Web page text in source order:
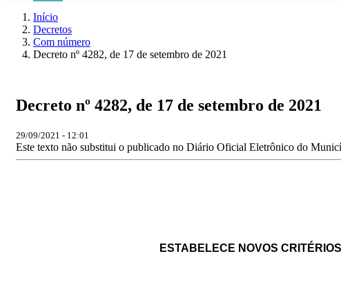
Início
Decretos
Com número
Decreto nº 4282, de 17 de setembro de 2021
Decreto nº 4282, de 17 de setembro de 2021
29/09/2021 - 12:01
Este texto não substitui o publicado no Diário Oficial Eletrônico do
ESTABELECE NOVOS